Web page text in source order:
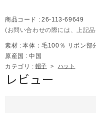
商品コード : 26-113-69649
(お問い合わせの際には、上記
素材 : 本体：毛100％ リボン部
原産国 : 中国
カテゴリ : 帽子 > ハット
レビュー